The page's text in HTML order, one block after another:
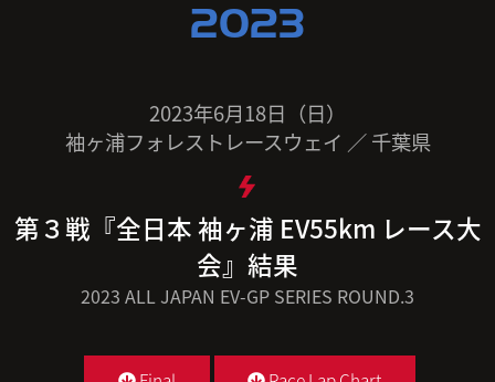
2023
2023年6月18日（日）
袖ヶ浦フォレストレースウェイ ／ 千葉県
第３戦『全日本 袖ヶ浦 EV55km レース大
会』結果
2023 ALL JAPAN EV-GP SERIES ROUND.3